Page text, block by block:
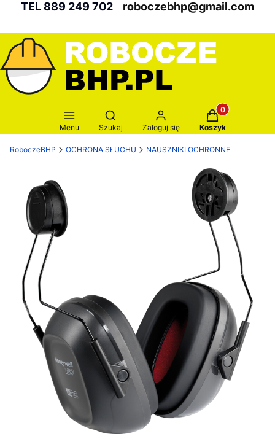
TEL 889 249 702 roboczebhp@gmail.com
Menu
Otwórz wyszukiwarkę
Szukaj Zaloguj się
Produkty w
Koszyk
RoboczeBHP OCHRONA SŁUCHU NAUSZNIKI OCHRONNE